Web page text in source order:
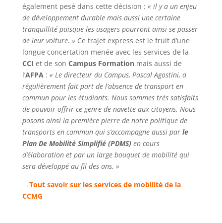
également pesé dans cette décision : « il y a un enjeu
de développement durable mais aussi une certaine
tranquillité puisque les usagers pourront ainsi se passer
de leur voiture. » Ce trajet express est le fruit d’une
longue concertation menée avec les services de la
CCI et de son Campus Formationmais aussi de
l’AFPA: « Le directeur du Campus, Pascal Agostini, a
régulièrement fait part de l’absence de transport en
commun pour les étudiants. Nous sommes très satisfaits
de pouvoir offrir ce genre de navette aux citoyens. Nous
posons ainsi la première pierre de notre politique de
transports en commun qui s’accompagne aussi par le
Plan De Mobilité Simplifié (PDMS)en cours
d’élaboration et par un large bouquet de mobilité qui
sera développé au fil des ans. »
→Tout savoir sur les services de mobilité de la
CCMG